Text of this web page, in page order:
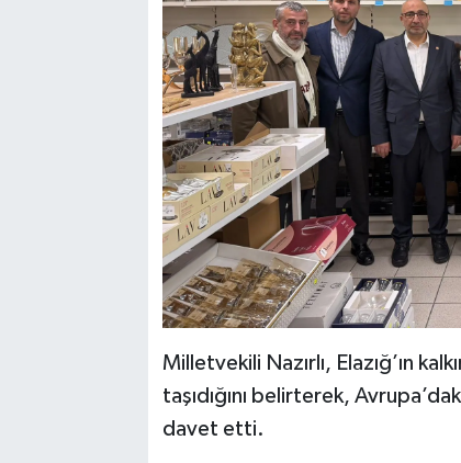
Milletvekili Nazırlı, Elazığ’ın
taşıdığını belirterek,
davet etti.